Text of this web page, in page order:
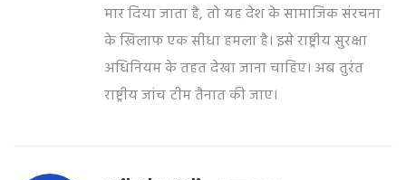
मार दिया जाता है, तो यह देश के सामाजिक संरचना
के खिलाफ एक सीधा हमला है। इसे राष्ट्रीय सुरक्षा
अधिनियम के तहत देखा जाना चाहिए। अब तुरंत
राष्ट्रीय जांच टीम तैनात की जाए।